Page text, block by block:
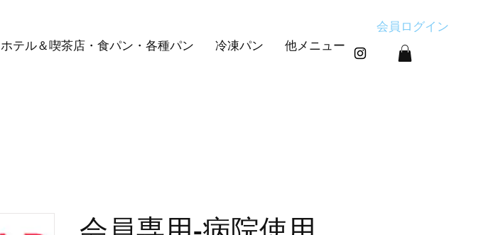
ホテル＆喫茶店・食パン・各種パン 冷凍パン 他メニュー
会員ログイン